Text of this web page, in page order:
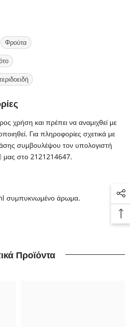
Φρούτα
χρήση και πρέπει να αναμιχθεί με
Για πληροφορίες σχετικά με
συμβουλέψου τον υπολογιστή
μας στο 2121214647.
συμπυκνωμένο άρωμα.
Προϊόντα